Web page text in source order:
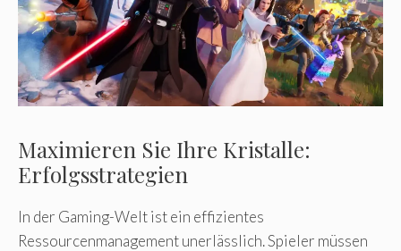
Maximieren Sie Ihre Kristalle:
Erfolgsstrategien
In der Gaming-Welt ist ein effizientes
Ressourcenmanagement unerlässlich. Spieler müssen